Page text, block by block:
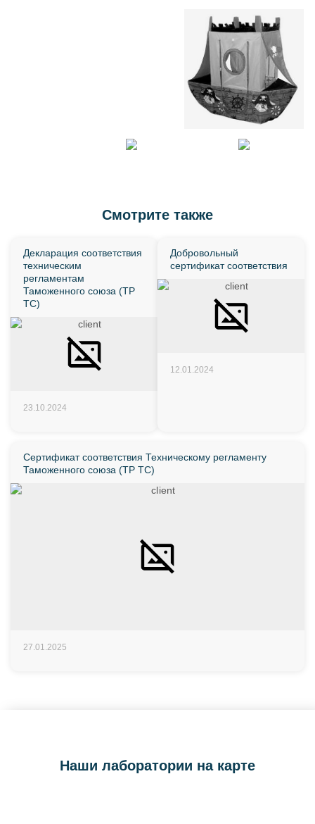
Смотрите также
Декларация соответствия
техническим
регламентам
Таможенного союза (ТР
ТС)
23.10.2024
Добровольный
сертификат соответствия
12.01.2024
Сертификат соответствия Техническому регламенту
Таможенного союза (ТР ТС)
27.01.2025
Наши лаборатории на карте